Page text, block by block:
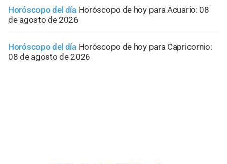
Horóscopo del día Horóscopo de hoy para Acuario: 08
de agosto de 2026
Horóscopo del día Horóscopo de hoy para Capricornio:
08 de agosto de 2026